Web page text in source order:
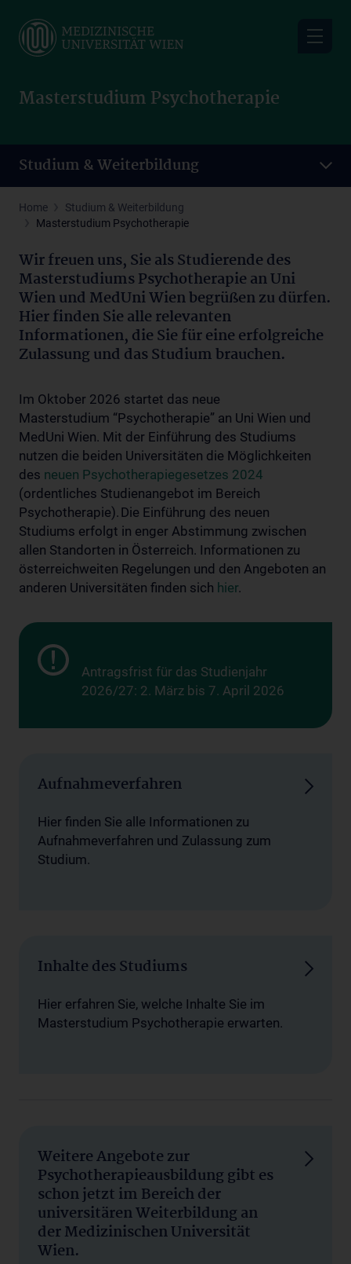
main
Masterstudium Psychotherapie
Studium & Weiterbildung
Home
Studium & Weiterbildung
Masterstudium Psychotherapie
Wir freuen uns, Sie als Studierende des
Masterstudiums Psychotherapie an Uni
Wien und MedUni Wien begrüßen zu dürfen.
Hier finden Sie alle relevanten
Informationen, die Sie für eine erfolgreiche
Zulassung und das Studium brauchen.
Im Oktober 2026 startet das neue
Masterstudium “Psychotherapie” an Uni Wien und
MedUni Wien. Mit der Einführung des Studiums
nutzen die beiden Universitäten die Möglichkeiten
des neuen Psychotherapiegesetzes 2024
(ordentliches Studienangebot im Bereich
Psychotherapie). Die Einführung des neuen
Studiums erfolgt in enger Abstimmung zwischen
allen Standorten in Österreich. Informationen zu
österreichweiten Regelungen und den Angeboten an
anderen Universitäten finden sich hier.
Antragsfrist für das Studienjahr
2026/27: 2. März bis 7. April 2026
Aufnahmeverfahren
Hier finden Sie alle Informationen zu
Aufnahmeverfahren und Zulassung zum
Studium.
Inhalte des Studiums
Hier erfahren Sie, welche Inhalte Sie im
Masterstudium Psychotherapie erwarten.
Weitere Angebote zur
Psychotherapieausbildung gibt es
schon jetzt im Bereich der
universitären Weiterbildung an
der Medizinischen Universität
Wien.